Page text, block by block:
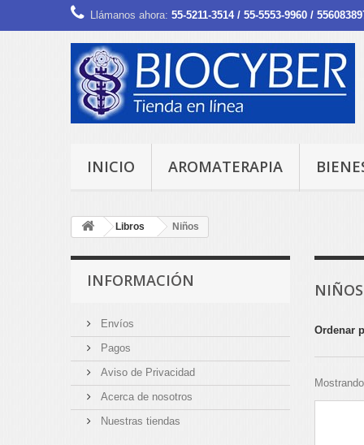
Llámanos ahora: 55-5211-3514 / 55-5553-9960 /
INICIO AROMATERAPIA
Libros Niños
INFORMACIÓN
Envíos
Pagos
Aviso de Privacidad
Acerca de nosotros
Nuestras tiendas
Ordenar